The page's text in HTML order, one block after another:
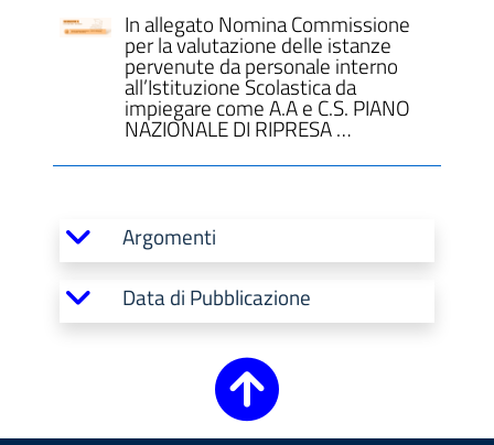
In allegato Nomina Commissione
per la valutazione delle istanze
pervenute da personale interno
all’Istituzione Scolastica da
impiegare come A.A e C.S. PIANO
NAZIONALE DI RIPRESA …
Argomenti
Data di Pubblicazione